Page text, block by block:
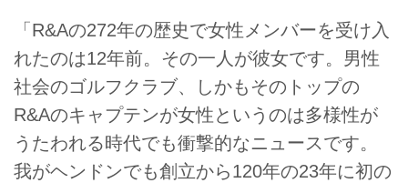
「R&Aの272年の歴史で女性メンバーを受け入
れたのは12年前。その一人が彼女です。男性
社会のゴルフクラブ、しかもそのトップの
R&Aのキャプテンが女性というのは多様性が
うたわれる時代でも衝撃的なニュースです。
我がヘンドンでも創立から120年の23年に初の